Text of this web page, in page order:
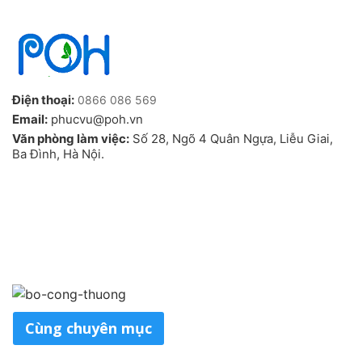
Điện thoại: 0866 086 569
Email: phucvu@poh.vn
Văn phòng làm việc: Số 28, Ngõ 4 Quân Ngựa, Liễu Giai,
Ba Đình, Hà Nội.
Cùng chuyên mục